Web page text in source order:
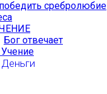
сребролюбие
Бог отвечает
Деньги